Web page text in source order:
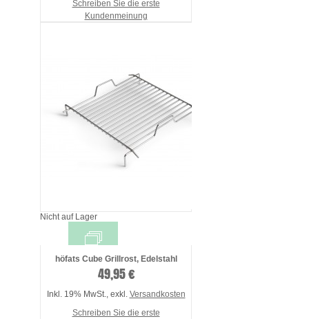
Schreiben Sie die erste
Kundenmeinung
Nicht auf Lager
höfats Cube Grillrost, Edelstahl
49,95 €
Inkl. 19% MwSt., exkl. Versandkosten
Schreiben Sie die erste